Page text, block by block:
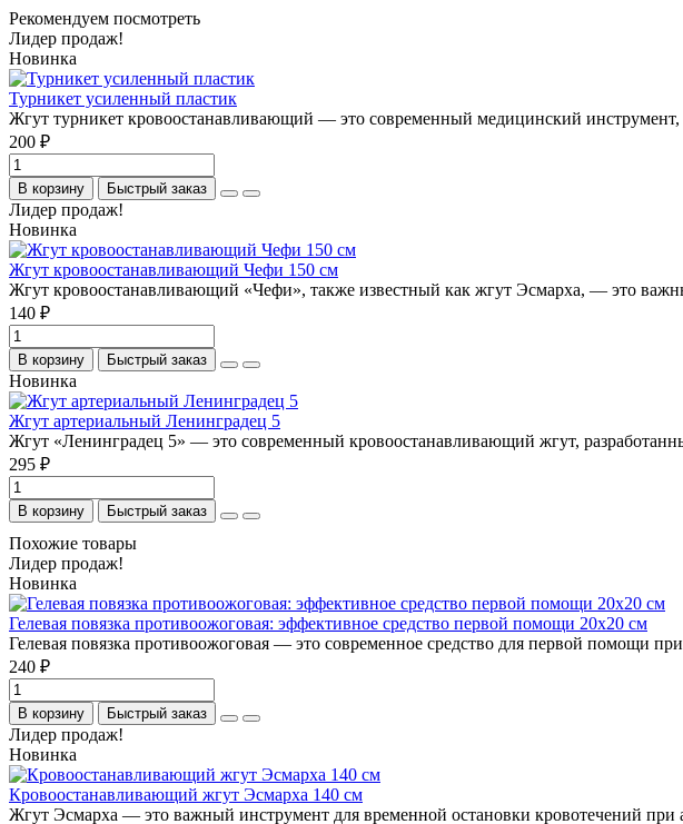
Рекомендуем посмотреть
Лидер продаж!
Новинка
Турникет усиленный пластик
Жгут турникет кровоостанавливающий — это современный медицинский инструмент,
200 ₽
В корзину Быстрый заказ
Лидер продаж!
Новинка
Жгут кровоостанавливающий Чефи 150 см
Жгут кровоостанавливающий «Чефи», также известный как жгут Эсмарха, — это
140 ₽
В корзину Быстрый заказ
Новинка
Жгут артериальный Ленинградец 5
Жгут «Ленинградец 5» — это современный кровоостанавливающий жгут,
295 ₽
В корзину Быстрый заказ
Похожие товары
Лидер продаж!
Новинка
Гелевая повязка противоожоговая: эффективное средство первой помощи 20х20 см
Гелевая повязка противоожоговая — это современное средство для первой помощи
240 ₽
В корзину Быстрый заказ
Лидер продаж!
Новинка
Кровоостанавливающий жгут Эсмарха 140 см
Жгут Эсмарха — это важный инструмент для временной остановки кровотечений при